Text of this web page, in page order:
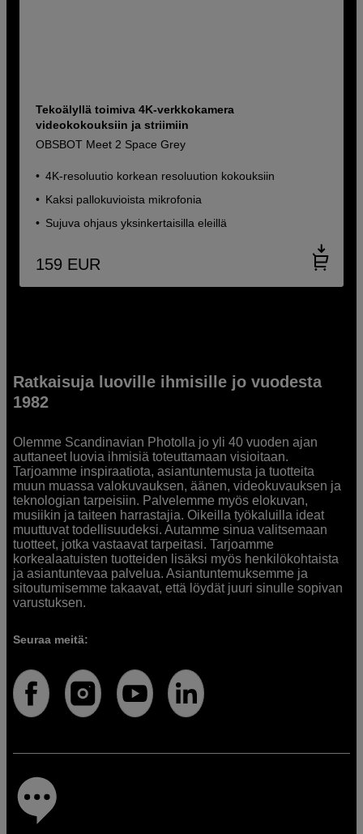
Tekoälyllä toimiva 4K-verkkokamera
videokokouksiin ja striimiin
OBSBOT Meet 2 Space Grey
4K-resoluutio korkean resoluution kokouksiin
Kaksi pallokuvioista mikrofonia
Sujuva ohjaus yksinkertaisilla eleillä
159 EUR
Ratkaisuja luoville ihmisille jo vuodesta
1982
Olemme Scandinavian Photolla jo yli 40 vuoden ajan
auttaneet luovia ihmisiä toteuttamaan visioitaan.
Tarjoamme inspiraatiota, asiantuntemusta ja tuotteita
muun muassa valokuvauksen, äänen, videokuvauksen ja
teknologian tarpeisiin. Palvelemme myös elokuvan,
musiikin ja taiteen harrastajia. Oikeilla työkaluilla ideat
muuttuvat todellisuudeksi. Autamme sinua valitsemaan
tuotteet, jotka vastaavat tarpeitasi. Tarjoamme
korkealaatuisten tuotteiden lisäksi myös henkilökohtaista
ja asiantuntevaa palvelua. Asiantuntemuksemme ja
sitoutumisemme takaavat, että löydät juuri sinulle sopivan
varustuksen.
Seuraa meitä: